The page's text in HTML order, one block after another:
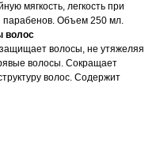
мягкость, легкость при
парабенов. Объем 250 мл.
волос
волосы, не утяжеляя
волосы. Сокращает
волос. Содержит